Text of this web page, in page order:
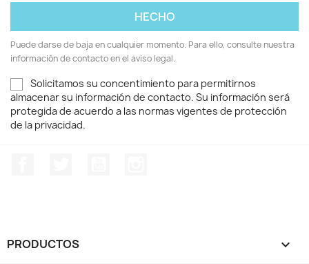
Puede darse de baja en cualquier momento. Para ello, consulte nuestra
información de contacto en el aviso legal.
Solicitamos su concentimiento para permitirnos
almacenar su información de contacto. Su información será
protegida de acuerdo a las normas vigentes de protección
de la privacidad.
PRODUCTOS 